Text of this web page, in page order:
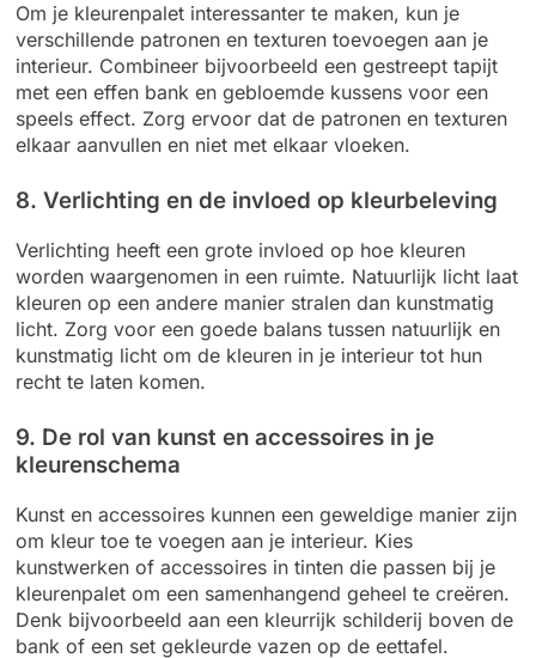
Om je kleurenpalet interessanter te maken, kun je
verschillende patronen en texturen toevoegen aan je
interieur. Combineer bijvoorbeeld een gestreept tapijt
met een effen bank en gebloemde kussens voor een
speels effect. Zorg ervoor dat de patronen en texturen
elkaar aanvullen en niet met elkaar vloeken.
8. Verlichting en de invloed op kleurbeleving
Verlichting heeft een grote invloed op hoe kleuren
worden waargenomen in een ruimte. Natuurlijk licht laat
kleuren op een andere manier stralen dan kunstmatig
licht. Zorg voor een goede balans tussen natuurlijk en
kunstmatig licht om de kleuren in je interieur tot hun
recht te laten komen.
9. De rol van kunst en accessoires in je
kleurenschema
Kunst en accessoires kunnen een geweldige manier zijn
om kleur toe te voegen aan je interieur. Kies
kunstwerken of accessoires in tinten die passen bij je
kleurenpalet om een samenhangend geheel te creëren.
Denk bijvoorbeeld aan een kleurrijk schilderij boven de
bank of een set gekleurde vazen op de eettafel.